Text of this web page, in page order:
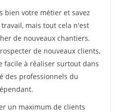
bien votre métier et savez
mais tout cela n'est
de nouveaux chantiers.
de nouveaux clients,
facile à réaliser surtout dans
des professionnels du
un maximum de clients